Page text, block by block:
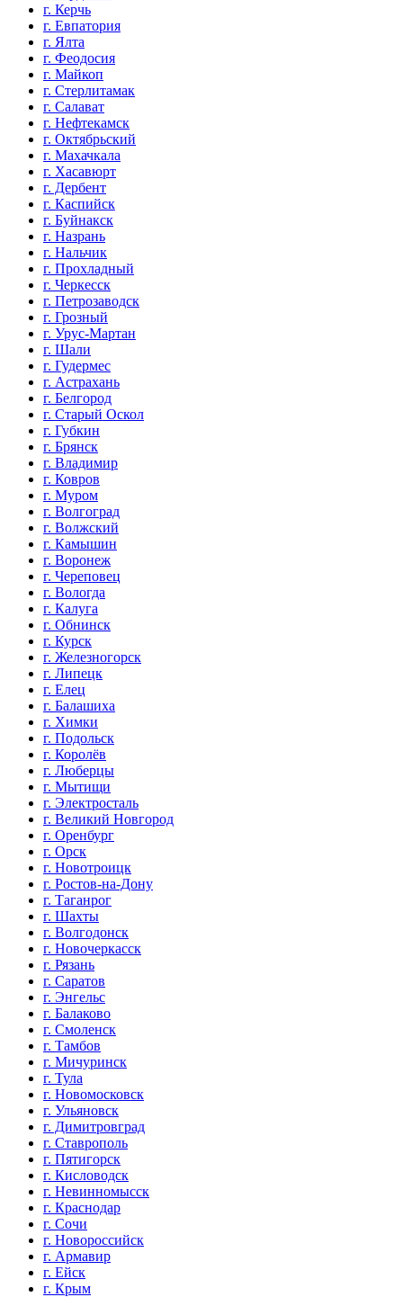
г. Керчь
г. Евпатория
г. Ялта
г. Феодосия
г. Майкоп
г. Стерлитамак
г. Салават
г. Нефтекамск
г. Октябрьский
г. Махачкала
г. Хасавюрт
г. Дербент
г. Каспийск
г. Буйнакск
г. Назрань
г. Нальчик
г. Прохладный
г. Черкесск
г. Петрозаводск
г. Грозный
г. Урус-Мартан
г. Шали
г. Гудермес
г. Астрахань
г. Белгород
г. Старый Оскол
г. Губкин
г. Брянск
г. Владимир
г. Ковров
г. Муром
г. Волгоград
г. Волжский
г. Камышин
г. Воронеж
г. Череповец
г. Вологда
г. Калуга
г. Обнинск
г. Курск
г. Железногорск
г. Липецк
г. Елец
г. Балашиха
г. Химки
г. Подольск
г. Королёв
г. Люберцы
г. Мытищи
г. Электросталь
г. Великий Новгород
г. Оренбург
г. Орск
г. Новотроицк
г. Ростов-на-Дону
г. Таганрог
г. Шахты
г. Волгодонск
г. Новочеркасск
г. Рязань
г. Саратов
г. Энгельс
г. Балаково
г. Смоленск
г. Тамбов
г. Мичуринск
г. Тула
г. Новомосковск
г. Ульяновск
г. Димитровград
г. Ставрополь
г. Пятигорск
г. Кисловодск
г. Невинномысск
г. Краснодар
г. Сочи
г. Новороссийск
г. Армавир
г. Ейск
г. Крым